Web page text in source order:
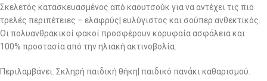
Σκελετός κατασκευασμένος από καουτσούκ για να αντέχει τις πιο
τρελές περιπέτειες – ελαφρύς| ευλύγιστος και σούπερ ανθεκτικός.
Οι πολυανθρακικοί φακοί προσφέρουν κορυφαία ασφάλεια και
100% προστασία από την ηλιακή ακτινοβολία.
Περιλαμβάνει: Σκληρή παιδική θήκη| παιδικό πανάκι καθαρισμού.